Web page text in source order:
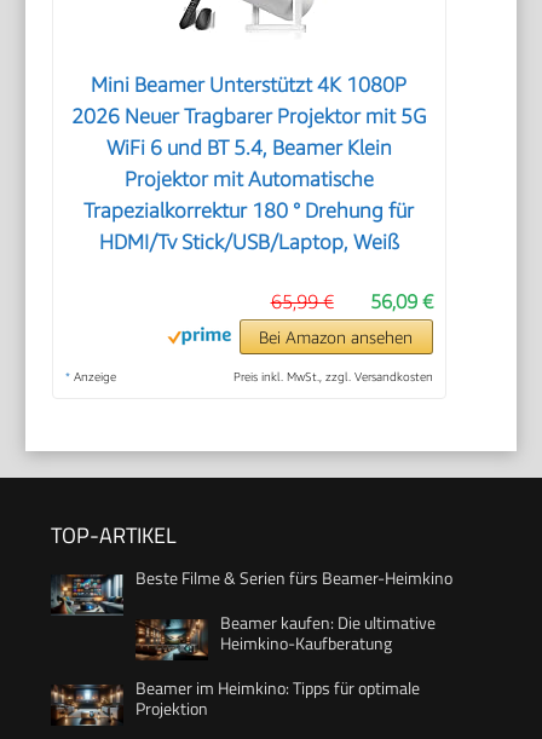
Mini Beamer Unterstützt 4K 1080P
2026 Neuer Tragbarer Projektor mit 5G
WiFi 6 und BT 5.4, Beamer Klein
Projektor mit Automatische
Trapezialkorrektur 180 ° Drehung für
HDMI/Tv Stick/USB/Laptop, Weiß
56,09 €
65,99 €
Bei Amazon ansehen
* Anzeige Preis inkl. MwSt., zzgl. Versandkosten
TOP-ARTIKEL
Beste Filme & Serien fürs Beamer-Heimkino
Beamer kaufen: Die ultimative
Heimkino-Kaufberatung
Beamer im Heimkino: Tipps für optimale
Projektion